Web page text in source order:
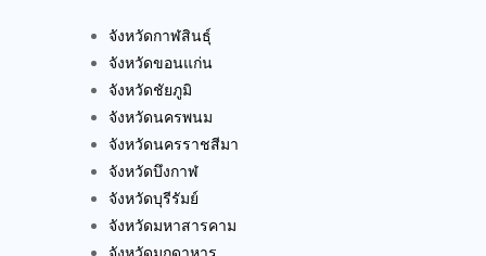
จังหวัดกาฬสินธุ์
จังหวัดขอนแก่น
จังหวัดชัยภูมิ
จังหวัดนครพนม
จังหวัดนครราชสีมา
จังหวัดบึงกาฬ
จังหวัดบุรีรัมย์
จังหวัดมหาสารคาม